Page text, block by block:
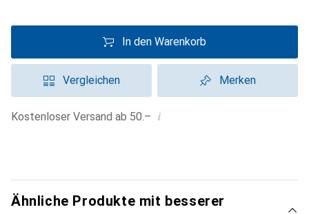
In den Warenkorb
Vergleichen Merken
Kostenloser Versand ab 50.– i
Ähnliche Produkte mit besserer